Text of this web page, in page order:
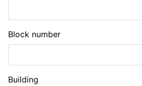
Block number
Building